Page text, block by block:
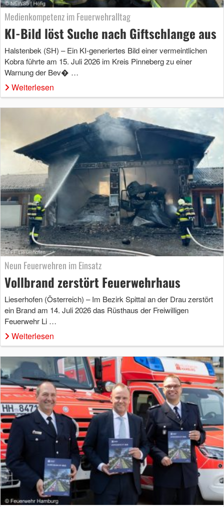
Medienkompetenz im Feuerwehralltag
KI-Bild löst Suche nach Giftschlange aus
Halstenbek (SH) – Ein KI-generiertes Bild einer vermeintlichen
Kobra führte am 15. Juli 2026 im Kreis Pinneberg zu einer
Warnung der Bev� …
Weiterlesen
Neun Feuerwehren im Einsatz
Vollbrand zerstört Feuerwehrhaus
Lieserhofen (Österreich) – Im Bezirk Spittal an der Drau zerstört
ein Brand am 14. Juli 2026 das Rüsthaus der Freiwilligen
Feuerwehr Li …
Weiterlesen